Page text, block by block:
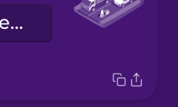
tömegközlekedés